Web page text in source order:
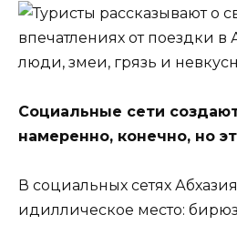
Социальные сети
намеренно, конечно, но
В социальных сетях
идиллическое место: